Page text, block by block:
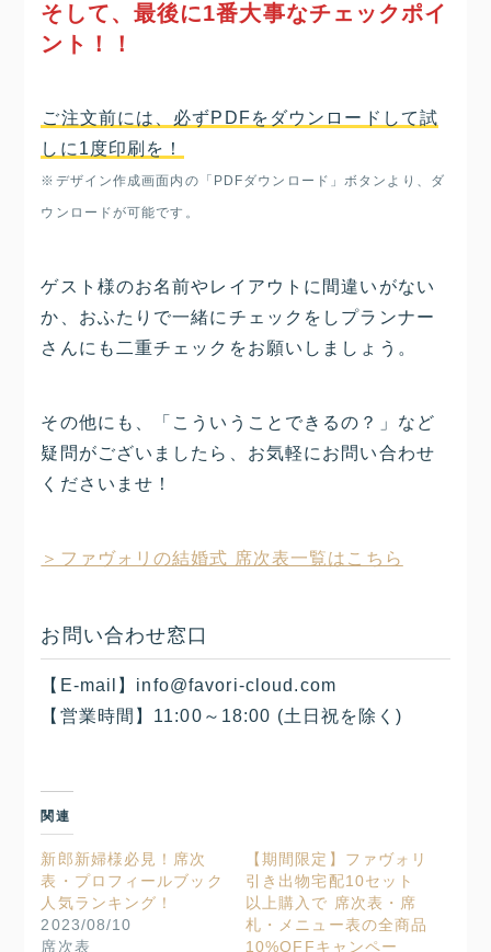
そして、最後に1番大事なチェックポイ
ント！！
ご注文前には、必ずPDFをダウンロードして試
しに1度印刷を！
※デザイン作成画面内の「PDFダウンロード」ボタンより、ダ
ウンロードが可能です。
ゲスト様のお名前やレイアウトに間違いがない
か、おふたりで一緒にチェックをしプランナー
さんにも二重チェックをお願いしましょう。
その他にも、「こういうことできるの？」など
疑問がございましたら、お気軽にお問い合わせ
くださいませ！
＞ファヴォリの結婚式 席次表一覧はこちら
お問い合わせ窓口
【E-mail】info@favori-cloud.com
【営業時間】11:00～18:00 (土日祝を除く)
関連
新郎新婦様必見！席次
表・プロフィールブック
人気ランキング！
2023/08/10
席次表
【期間限定】ファヴォリ
引き出物宅配10セット
以上購入で 席次表・席
札・メニュー表の全商品
10%OFFキャンペー